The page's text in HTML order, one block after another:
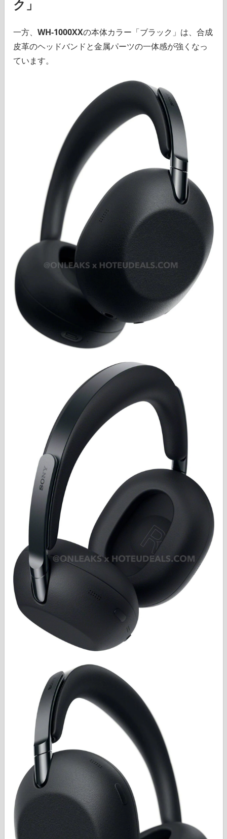
ク」
一方、 WH-1000XXの本体カラー「ブラック」は、合成
皮革のヘッドバンドと金属パーツの一体感が強くなっ
ています。